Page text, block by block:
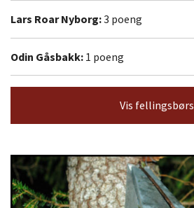
Lars Roar Nyborg:3 poeng
Odin Gåsbakk: 1 poeng
Vis fellingsbørs